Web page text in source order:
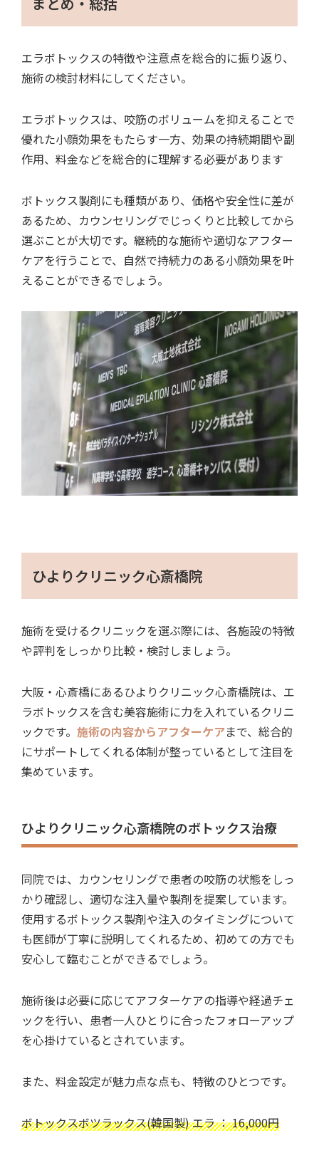
エラボトックスの特徴や注意点を総合的に振り返り、
施術の検討材料にしてください。
エラボトックスは、咬筋のボリュームを抑えることで
優れた小顔効果をもたらす一方、効果の持続期間や副
作用、料金などを総合的に理解する必要があります
ボトックス製剤にも種類があり、価格や安全性に差が
あるため、カウンセリングでじっくりと比較してから
選ぶことが大切です。継続的な施術や適切なアフター
ケアを行うことで、自然で持続力のある小顔効果を叶
えることができるでしょう。
ひよりクリニック心斎橋院
施術を受けるクリニックを選ぶ際には、各施設の特徴
や評判をしっかり比較・検討しましょう。
大阪・心斎橋にあるひよりクリニック心斎橋院は、 エ
ラボトックスを含む美容施術に力を入れているクリニ
ックです。 施術の内容からアフターケアまで、総合的
にサポートしてくれる体制が整っているとして注目を
集めています。
ひよりクリニック心斎橋院のボトックス治療
同院では、カウンセリングで患者の咬筋の状態をしっ
かり確認し、適切な注入量や製剤を提案しています。
使用するボトックス製剤や注入のタイミングについて
も医師が丁寧に説明してくれるため、初めての方でも
安心して臨むことができるでしょう。
施術後は必要に応じてアフターケアの指導や経過チェ
ックを行い、患者一人ひとりに合ったフォローアップ
を心掛けているとされています。
また、料金設定が魅力点な点も、特徴のひとつです。
ボトックスボツラックス(韓国製) エラ ： 16,000円